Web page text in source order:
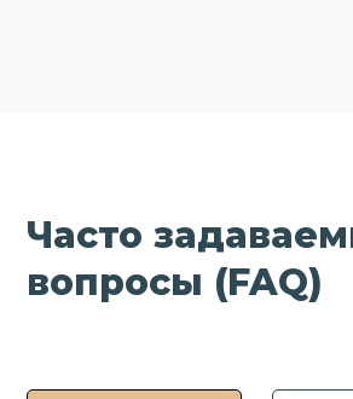
Часто
вопросы (FAQ)